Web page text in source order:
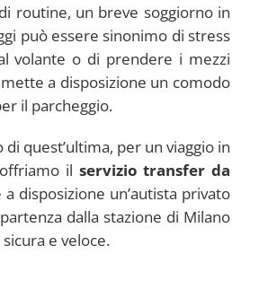
routine, un breve soggiorno in
può essere sinonimo di stress
volante o di prendere i mezzi
a disposizione un comodo
il parcheggio.
quest’ultima, per un viaggio in
il servizio transfer da
a disposizione un’autista privato
dalla stazione di Milano
e veloce.